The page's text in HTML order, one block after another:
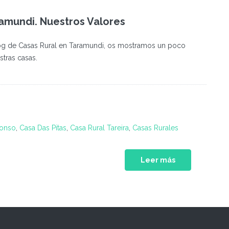
Nuestros Valores
de Casas Rural en Taramundi, os mostramos un poco
casas.
Casa Das Pitas Casa Rural Tareira Casas Rurales
Leer más